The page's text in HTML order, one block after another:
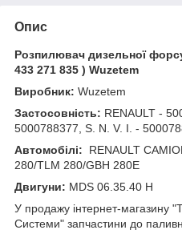
Опис
Розпилювач дизельної
433 271 835 ) Wuzetem
Виробник: Wuzetem
Застосовність: RENAULT -
5000788377, S. N. V. I. -
Автомобілі: RENAULT
280/TLM 280/GBH 280E
Двигуни: MDS 06.35.40 H
У продажу інтернет-магазину
Системи" запчастини до